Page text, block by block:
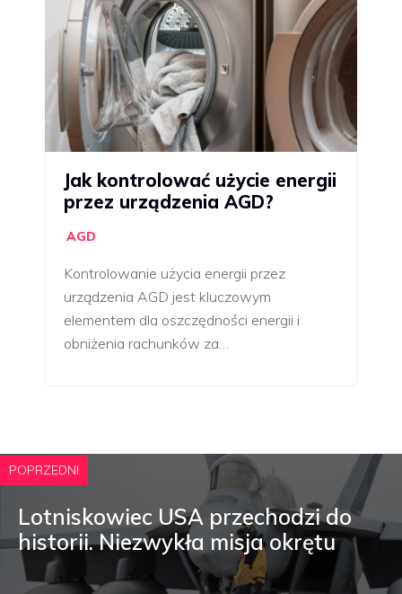
Jak kontrolować użycie energii
przez urządzenia AGD?
AGD
Kontrolowanie użycia energii przez
urządzenia AGD jest kluczowym
elementem dla oszczędności energii i
obniżenia rachunków za…
POPRZEDNI
Lotniskowiec USA przechodzi do
historii. Niezwykła misja okrętu